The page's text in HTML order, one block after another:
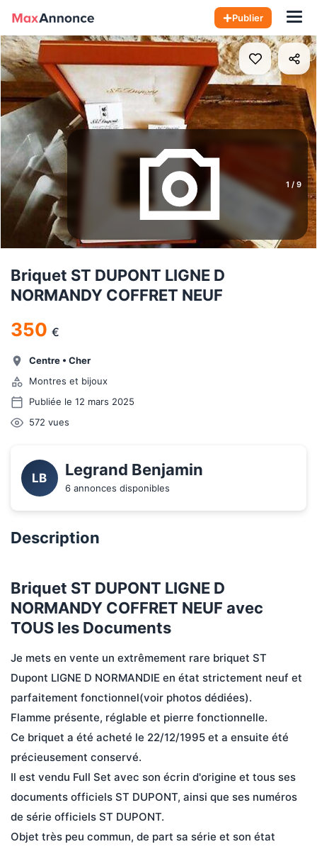
Publier
1 / 9
Briquet ST DUPONT LIGNE D
NORMANDY COFFRET NEUF
350 €
Centre • Cher
Montres et bijoux
Publiée le 12 mars 2025
572 vues
LB Legrand Benjamin
6 annonces disponibles
Description
Briquet ST DUPONT LIGNE D
NORMANDY COFFRET NEUF avec
TOUS les Documents
Je mets en vente un extrêmement rare briquet ST
Dupont LIGNE D NORMANDIE en état strictement neuf et
parfaitement fonctionnel(voir photos dédiées).
Flamme présente, réglable et pierre fonctionnelle.
Ce briquet a été acheté le 22/12/1995 et a ensuite été
précieusement conservé.
Il est vendu Full Set avec son écrin d'origine et tous ses
documents officiels ST DUPONT, ainsi que ses numéros
de série officiels ST DUPONT.
Objet très peu commun, de part sa série et son état